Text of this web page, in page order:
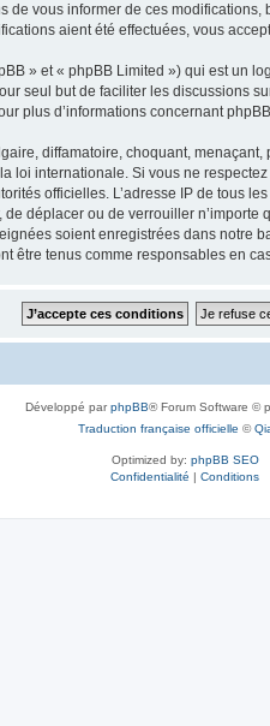
vous informer de ces
aient été effectuées, vous
» et « phpBB Limited ») qui est un
seul but de faciliter les discussions
plus d’informations concernant
diffamatoire, choquant,
loi internationale. Si vous ne
officielles. L’adresse IP de tous
déplacer ou de verrouiller
soient enregistrées dans
être tenus comme responsables en
Développé parphpBB® Forum Software ©
Traduction française officielle ©
Optimized by: phpBB SEO
Confidentialité | Conditions